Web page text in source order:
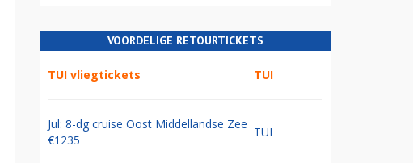
VOORDELIGE RETOURTICKETS
TUI vliegtickets TUI
Jul: 8-dg cruise Oost Middellandse Zee
€1235
TUI